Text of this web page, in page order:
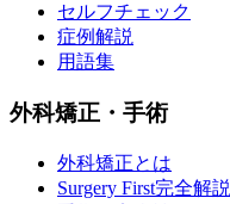
セルフチェック
症例解説
用語集
外科矯正・手術
外科矯正とは
Surgery First完全解説